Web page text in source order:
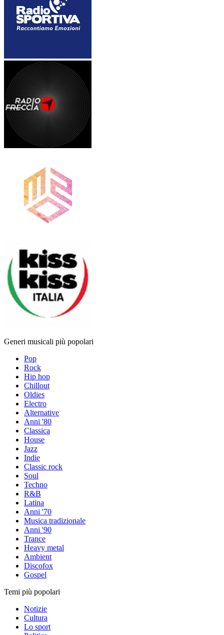
Generi musicali più popolari
Pop
Rock
Hip hop
Chillout
Oldies
Electro
Alternative
Anni '80
Classica
House
Jazz
Indie
Classic rock
Soul
Techno
R&B
Latina
Anni '70
Musica tradizionale
Anni '90
Trance
Heavy metal
Ambient
Discofox
Gospel
Temi più popolari
Notizie
Cultura
Lo sport